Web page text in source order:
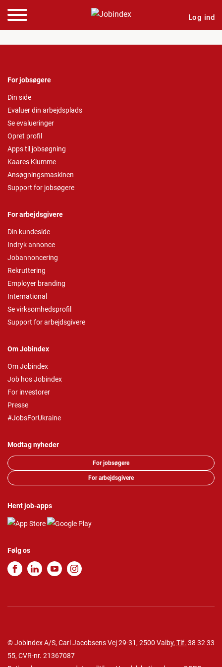
Log ind
For jobsøgere
Din side
Evaluer din arbejdsplads
Se evalueringer
Opret profil
Apps til jobsøgning
Kaares Klumme
Ansøgningsmaskinen
Support for jobsøgere
For arbejdsgivere
Din kundeside
Indryk annonce
Jobannoncering
Rekruttering
Employer branding
International
Se virksomhedsprofil
Support for arbejdsgivere
Om Jobindex
Om Jobindex
Job hos Jobindex
For investorer
Presse
#JobsForUkraine
Modtag nyheder
For jobsøgere
For arbejdsgivere
Hent job-apps
Følg os
© Jobindex A/S, Carl Jacobsens Vej 29-31, 2500 Valby, Tlf. 38 32 33
55, CVR-nr. 21367087